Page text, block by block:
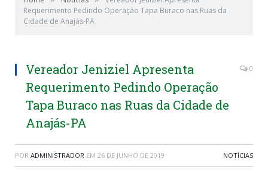
Requerimento Pedindo Operação Tapa Buraco nas Ruas da
Cidade de Anajás-PA
Vereador Jeniziel Apresenta
Requerimento Pedindo Operação
Tapa Buraco nas Ruas da Cidade de
Anajás-PA
0
POR ADMINISTRADOR EM 26 DE JUNHO DE 2019 NOTÍCIAS